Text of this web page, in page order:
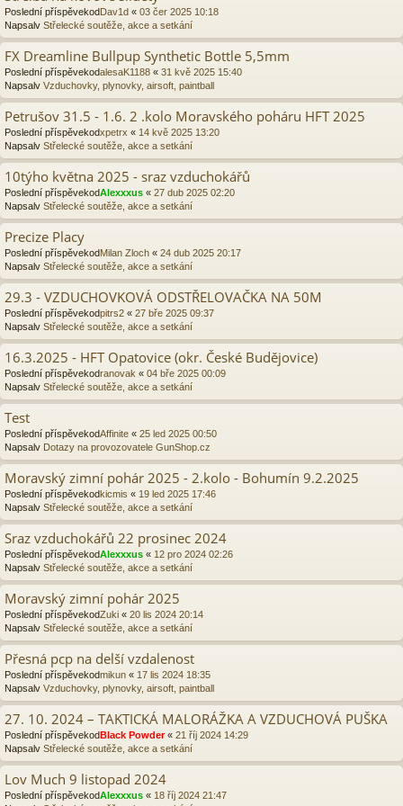
Poslední příspěvekodDav1d « 03 čer 2025 10:18
Napsalv Střelecké soutěže, akce a setkání
FX Dreamline Bullpup Synthetic Bottle 5,5mm
Poslední příspěvekodalesaK1188 « 31 kvě 2025 15:40
Napsalv Vzduchovky, plynovky, airsoft, paintball
Petrušov 31.5 - 1.6. 2 .kolo Moravského poháru HFT 2025
Poslední příspěvekodxpetrx « 14 kvě 2025 13:20
Napsalv Střelecké soutěže, akce a setkání
10týho května 2025 - sraz vzduchokářů
Poslední příspěvekodAlexxxus « 27 dub 2025 02:20
Napsalv Střelecké soutěže, akce a setkání
Precize Placy
Poslední příspěvekodMilan Zloch « 24 dub 2025 20:17
Napsalv Střelecké soutěže, akce a setkání
29.3 - VZDUCHOVKOVÁ ODSTŘELOVAČKA NA 50M
Poslední příspěvekodpitrs2 « 27 bře 2025 09:37
Napsalv Střelecké soutěže, akce a setkání
16.3.2025 - HFT Opatovice (okr. České Budějovice)
Poslední příspěvekodranovak « 04 bře 2025 00:09
Napsalv Střelecké soutěže, akce a setkání
Test
Poslední příspěvekodAffinite « 25 led 2025 00:50
Napsalv Dotazy na provozovatele GunShop.cz
Moravský zimní pohár 2025 - 2.kolo - Bohumín 9.2.2025
Poslední příspěvekodkicmis « 19 led 2025 17:46
Napsalv Střelecké soutěže, akce a setkání
Sraz vzduchokářů 22 prosinec 2024
Poslední příspěvekodAlexxxus « 12 pro 2024 02:26
Napsalv Střelecké soutěže, akce a setkání
Moravský zimní pohár 2025
Poslední příspěvekodZuki « 20 lis 2024 20:14
Napsalv Střelecké soutěže, akce a setkání
Přesná pcp na delší vzdalenost
Poslední příspěvekodmikun « 17 lis 2024 18:35
Napsalv Vzduchovky, plynovky, airsoft, paintball
27. 10. 2024 – TAKTICKÁ MALORÁŽKA A VZDUCHOVÁ PUŠKA
Poslední příspěvekodBlack Powder« 21 říj 2024 14:29
Napsalv Střelecké soutěže, akce a setkání
Lov Much 9 listopad 2024
Poslední příspěvekodAlexxxus « 18 říj 2024 21:47